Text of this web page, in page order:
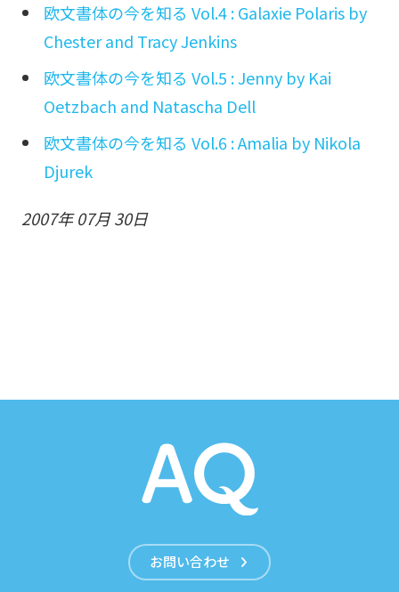
欧文書体の今を知る Vol.4 : Galaxie Polaris by
Chester and Tracy Jenkins
欧文書体の今を知る Vol.5 : Jenny by Kai
Oetzbach and Natascha Dell
欧文書体の今を知る Vol.6 : Amalia by Nikola
Djurek
2007年 07月 30日
お問い合わせ